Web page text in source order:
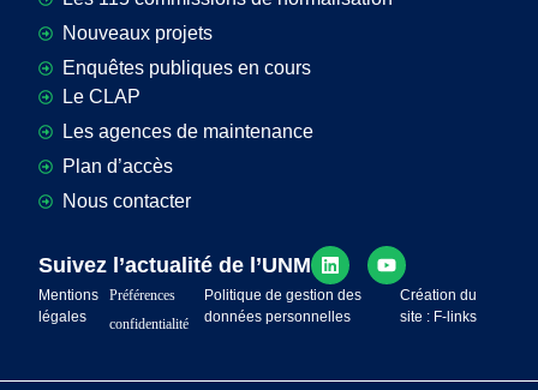
Nouveaux projets
Enquêtes publiques en cours
Le CLAP
Les agences de maintenance
Plan d’accès
Nous contacter
Suivez l’actualité de l’UNM
Mentions
légales
Préférences
confidentialité
Politique de gestion des
données personnelles
Création du
site : F-links